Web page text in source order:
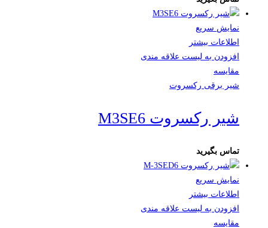
نمایش سریع
اطلاعات بیشتر
افزودن به لیست علاقه مندی
مقایسه
شیر برقی رکسروت
شیر رکسروت M3SE6
تماس بگیرید
نمایش سریع
اطلاعات بیشتر
افزودن به لیست علاقه مندی
مقایسه